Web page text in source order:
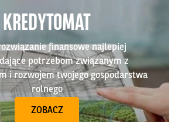
KREDYTOMAT
finansowe najlepiej
potrzebom związanym z
i rozwojem twojego gospodarstwa
rolnego
ZOBACZ